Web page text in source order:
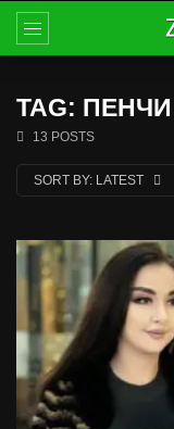
TAG:
13 POSTS
SORT BY: LATEST